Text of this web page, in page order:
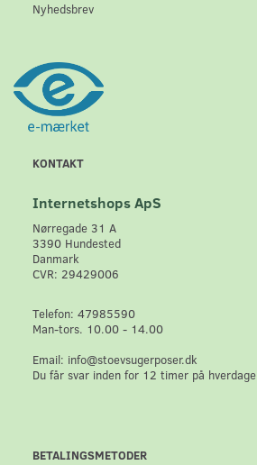
Nyhedsbrev
KONTAKT
Internetshops ApS
Nørregade 31 A
3390 Hundested
Danmark
CVR: 29429006
Telefon: 47985590
Man-tors. 10.00 - 14.00
Email: info@stoevsugerposer.dk
Du får svar inden for 12 timer på hverdage
BETALINGSMETODER